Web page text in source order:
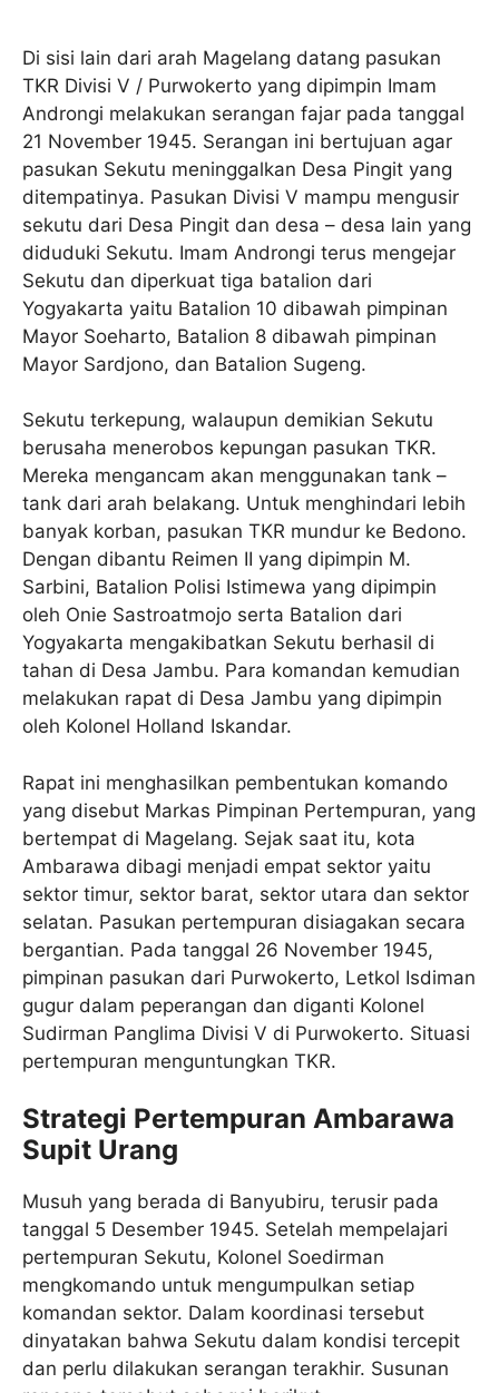
Di sisi lain dari arah Magelang datang pasukan
TKR Divisi V / Purwokerto yang dipimpin Imam
Androngi melakukan serangan fajar pada tanggal
21 November 1945. Serangan ini bertujuan agar
pasukan Sekutu meninggalkan Desa Pingit yang
ditempatinya. Pasukan Divisi V mampu mengusir
sekutu dari Desa Pingit dan desa – desa lain yang
diduduki Sekutu. Imam Androngi terus mengejar
Sekutu dan diperkuat tiga batalion dari
Yogyakarta yaitu Batalion 10 dibawah pimpinan
Mayor Soeharto, Batalion 8 dibawah pimpinan
Mayor Sardjono, dan Batalion Sugeng.
Sekutu terkepung, walaupun demikian Sekutu
berusaha menerobos kepungan pasukan TKR.
Mereka mengancam akan menggunakan tank –
tank dari arah belakang. Untuk menghindari lebih
banyak korban, pasukan TKR mundur ke Bedono.
Dengan dibantu Reimen II yang dipimpin M.
Sarbini, Batalion Polisi Istimewa yang dipimpin
oleh Onie Sastroatmojo serta Batalion dari
Yogyakarta mengakibatkan Sekutu berhasil di
tahan di Desa Jambu. Para komandan kemudian
melakukan rapat di Desa Jambu yang dipimpin
oleh Kolonel Holland Iskandar.
Rapat ini menghasilkan pembentukan komando
yang disebut Markas Pimpinan Pertempuran, yang
bertempat di Magelang. Sejak saat itu, kota
Ambarawa dibagi menjadi empat sektor yaitu
sektor timur, sektor barat, sektor utara dan sektor
selatan. Pasukan pertempuran disiagakan secara
bergantian. Pada tanggal 26 November 1945,
pimpinan pasukan dari Purwokerto, Letkol Isdiman
gugur dalam peperangan dan diganti Kolonel
Sudirman Panglima Divisi V di Purwokerto. Situasi
pertempuran menguntungkan TKR.
Strategi Pertempuran Ambarawa
Supit Urang
Musuh yang berada di Banyubiru, terusir pada
tanggal 5 Desember 1945. Setelah mempelajari
pertempuran Sekutu, Kolonel Soedirman
mengkomando untuk mengumpulkan setiap
komandan sektor. Dalam koordinasi tersebut
dinyatakan bahwa Sekutu dalam kondisi tercepit
dan perlu dilakukan serangan terakhir. Susunan